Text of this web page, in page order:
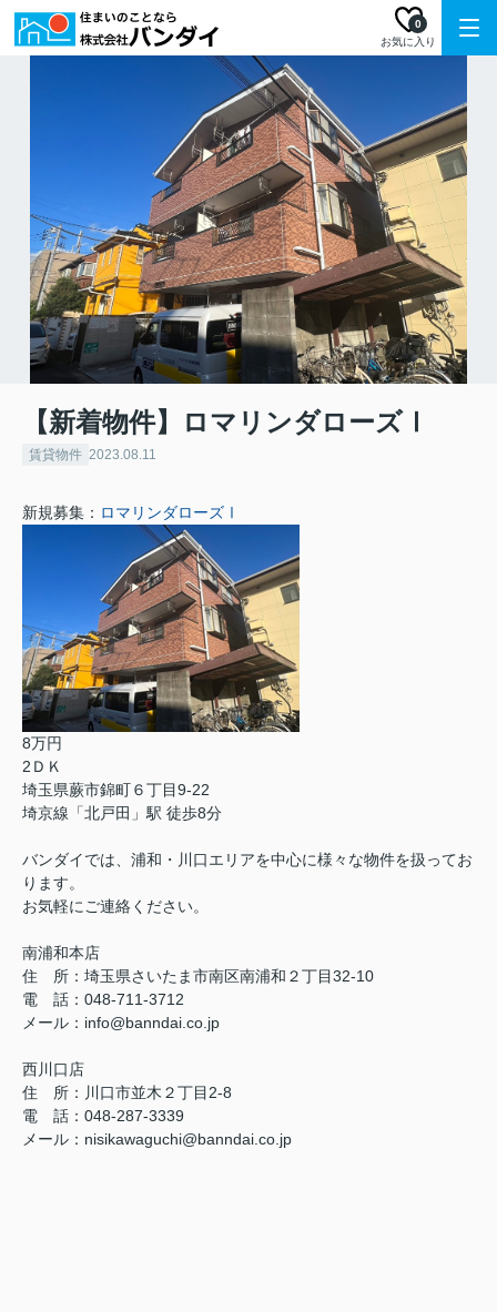
お気に入り
0
【新着物件】ロマリンダローズⅠ
賃貸物件 2023.08.11
新規募集： ロマリンダローズⅠ
8万円
2ＤＫ
埼玉県蕨市錦町６丁目9-22
埼京線「北戸田」駅 徒歩8分
バンダイでは、浦和・川口エリアを中心に様々な物件を扱ってお
ります。
お気軽にご連絡ください。
南浦和本店
住 所： 埼玉県さいたま市南区南浦和２丁目32-10
電 話：048-711-3712
メール： info@banndai.co.jp
西川口店
住 所： 川口市並木２丁目2-8
電 話：048-287-3339
メール ： nisikawaguchi@banndai.co.jp